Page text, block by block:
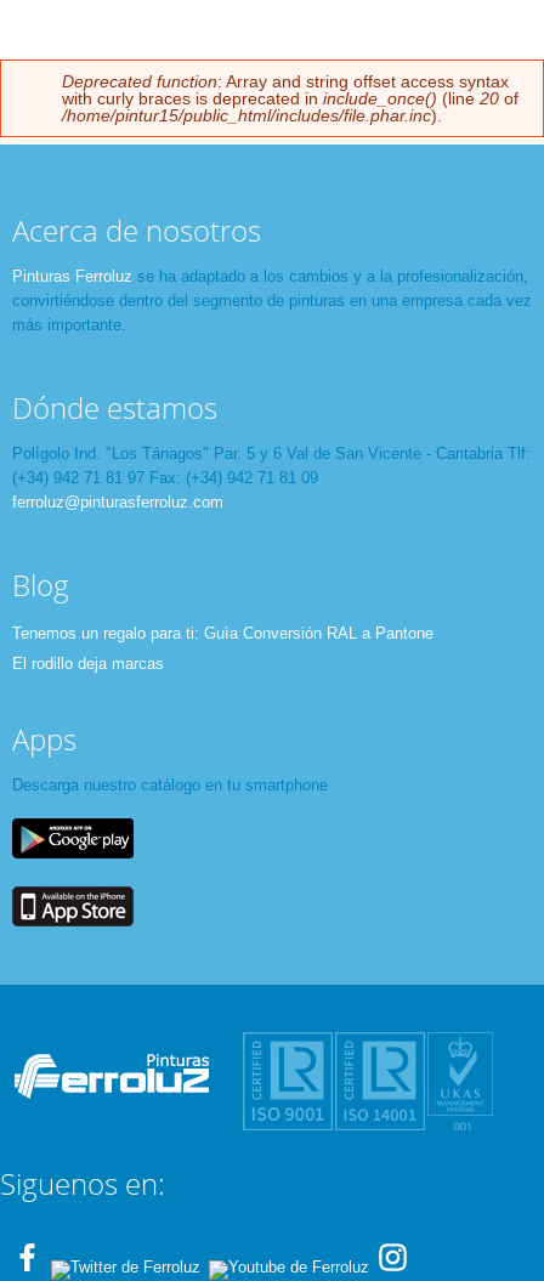
Mensaje de error
Deprecated function: Array and string offset access syntax
with curly braces is deprecated in include_once() (line 20 of
/home/pintur15/public_html/includes/file.phar.inc).
Acerca de nosotros
Pinturas Ferroluz se ha adaptado a los cambios y a la profesionalización,
convirtiéndose dentro del segmento de pinturas en una empresa cada vez
más importante.
Dónde estamos
Polígolo Ind. "Los Tánagos" Par. 5 y 6 Val de San Vicente - Cantabria Tlf:
(+34) 942 71 81 97 Fax: (+34) 942 71 81 09
ferroluz@pinturasferroluz.com
Blog
Tenemos un regalo para ti: Guìa Conversión RAL a Pantone
El rodillo deja marcas
Apps
Descarga nuestro catálogo en tu smartphone
Siguenos en: